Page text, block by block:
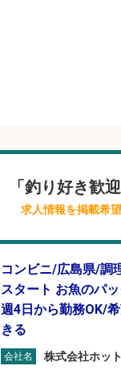
「釣り好き歓
求人情報を掲載希
コンビニ/広島県/調
スタート お魚のパ
週4日から勤務OK/
きる
会社名 株式会社ホッ